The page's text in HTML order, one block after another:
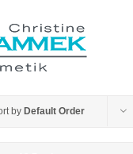
by Default Order